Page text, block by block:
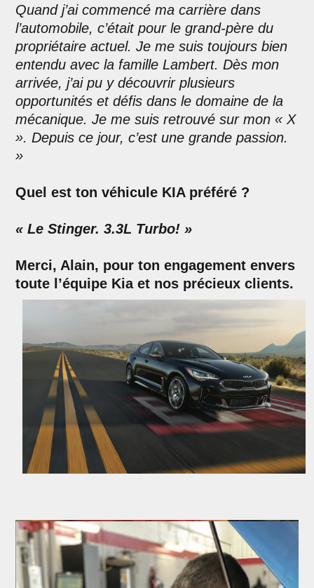
Quand j’ai commencé ma carrière dans
l’automobile, c’était pour le grand-père du
propriétaire actuel. Je me suis toujours bien
entendu avec la famille Lambert. Dès mon
arrivée, j’ai pu y découvrir plusieurs
opportunités et défis dans le domaine de la
mécanique. Je me suis retrouvé sur mon « X
». Depuis ce jour, c’est une grande passion.
»
Quel est ton véhicule KIA préféré ?
« Le Stinger. 3.3L Turbo! »
Merci, Alain, pour ton engagement envers
toute l’équipe Kia et nos précieux clients.